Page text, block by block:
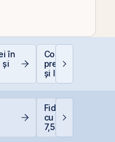
în
și
Contakt
pregătirea pentru
și listarea pe
AeRO a BVB
Fidelis revine în
cu dobânzi de
7,55% pentru lei
6,20% pentru